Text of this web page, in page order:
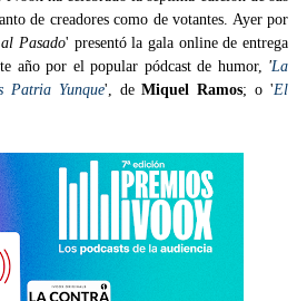
de creadores como de votantes. Ayer por
Pasado' presentó la gala online de entrega
año por el popular pódcast de humor, 'La
Patria Yunque', deMiquel Ramos; o 'El